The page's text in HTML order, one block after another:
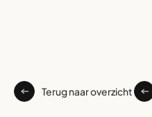
Terug naar overzicht